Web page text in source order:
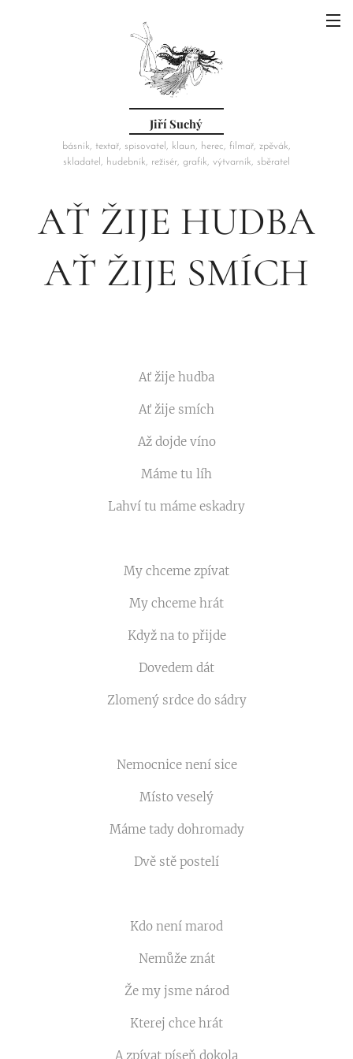
Jiří Suchý
básník, textař, spisovatel, klaun, herec, filmař, zpěvák,
skladatel, hudebník, režisér, grafik, výtvarník, sběratel
AŤ ŽIJE HUDBA
AŤ ŽIJE SMÍCH
Ať žije hudba
Ať žije smích
Až dojde víno
Máme tu líh
Lahví tu máme eskadry
My chceme zpívat
My chceme hrát
Když na to přijde
Dovedem dát
Zlomený srdce do sádry
Nemocnice není sice
Místo veselý
Máme tady dohromady
Dvě stě postelí
Kdo není marod
Nemůže znát
Že my jsme národ
Kterej chce hrát
A zpívat píseň dokola